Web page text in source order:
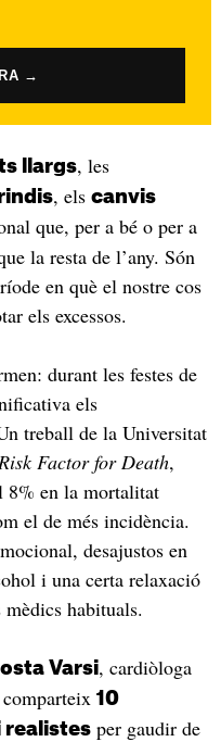
→
llargs, les
, els canvis
que, per a bé o per a
la resta de l’any. Són
en què el nostre cos
els excessos.
durant les festes de
els
treball de la Universitat
Factor for Death,
8% en la mortalitat
el de més incidència.
desajustos en
i una certa relaxació
habituals.
Varsi, cardiòloga
10
realistesper gaudir de